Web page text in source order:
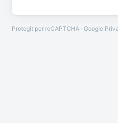
Protegit per reCAPTCHA · Google